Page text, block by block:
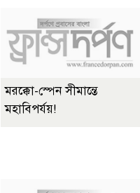
মরক্কো-স্পেন সীমান্তে
মহাবিপর্যয়!